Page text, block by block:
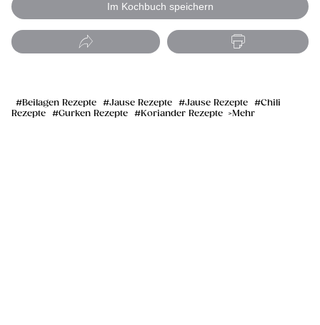
Im Kochbuch speichern
Beilagen Rezepte Jause Rezepte Jause Rezepte
Chili
Rezepte
Gurken Rezepte Koriander Rezepte Mehr